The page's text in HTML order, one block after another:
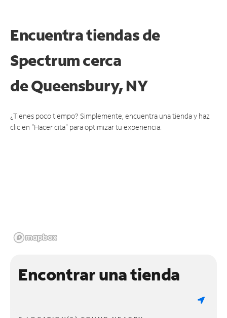
Encuentra tiendas de
Spectrum cerca
deQueensbury, NY
¿Tienes poco tiempo? Simplemente, encuentra una tienda y haz
clic en "Hacer cita" para optimizar tu experiencia.
Encontrar una tienda